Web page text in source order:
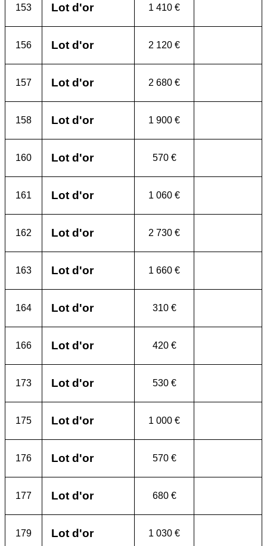
153 Lot d'or 1 410 €
156 Lot d'or 2 120 €
157 Lot d'or 2 680 €
158 Lot d'or 1 900 €
160 Lot d'or 570 €
161 Lot d'or 1 060 €
162 Lot d'or 2 730 €
163 Lot d'or 1 660 €
164 Lot d'or 310 €
166 Lot d'or 420 €
173 Lot d'or 530 €
175 Lot d'or 1 000 €
176 Lot d'or 570 €
177 Lot d'or 680 €
179 Lot d'or 1 030 €